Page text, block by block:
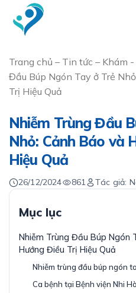
content
Trang chủ – Tin tức – Khám
Đầu Búp Ngón Tay ở Trẻ
Trị Hiệu Quả
Nhiễm Trùng Đầu
Nhỏ: Cảnh Báo và
Hiệu Quả
Tác giả:
26/12/2024 861
Mục lục
Nhiễm Trùng Đầu Búp Ngón
Hướng Điều Trị Hiệu Quả
Nhiễm trùng đầu búp ngón
Ca bệnh tại Bệnh viện Nhi